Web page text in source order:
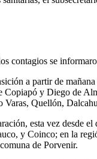
contagios se
a partir de
Copiapó y Diego de
Varas, Quellón,
esta vez desde
y Coinco; en la
de Porvenir.